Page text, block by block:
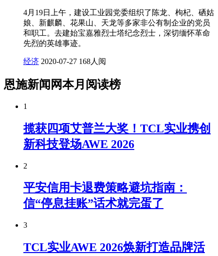
4月19日上午，建设工业园党委组织了陈龙、枸杞、硒姑
娘、新麒麟、花果山、天龙等多家非公有制企业的党员
和职工。去建始宝嘉雅烈士塔纪念烈士，深切缅怀革命
先烈的英雄事迹。
经济 2020-07-27 168人阅
恩施新闻网本月阅读榜
1
揽获四项艾普兰大奖！TCL实业携创
新科技登场AWE 2026
2
平安信用卡退费策略避坑指南：
信“停息挂账”话术就完蛋了
3
TCL实业AWE 2026焕新打造品牌活